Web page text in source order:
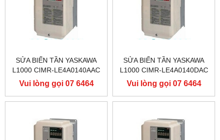
SỬA BIẾN TẦN YASKAWA
L1000 CIMR-LE4A0140AAC
400V 75KW, BIẾN TẦN
YASKAWA L1000
Vui lòng gọi 07 6464
9556
SỬA BIẾN TẦN YASKAWA
L1000 CIMR-LE4A0140DAC
400V 75KW, BIẾN TẦN
YASKAWA L1000
Vui lòng gọi 07 6464
9556